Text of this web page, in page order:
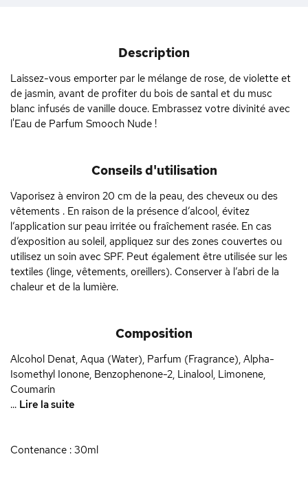
Description
Laissez-vous emporter par le mélange de rose, de violette et
de jasmin, avant de profiter du bois de santal et du musc
blanc infusés de vanille douce. Embrassez votre divinité avec
l'Eau de Parfum Smooch Nude !
Conseils d'utilisation
Vaporisez à environ 20 cm de la peau, des cheveux ou des
vêtements . En raison de la présence d’alcool, évitez
l’application sur peau irritée ou fraîchement rasée. En cas
d’exposition au soleil, appliquez sur des zones couvertes ou
utilisez un soin avec SPF. Peut également être utilisée sur les
textiles (linge, vêtements, oreillers). Conserver à l’abri de la
chaleur et de la lumière.
Composition
Alcohol Denat, Aqua (Water), Parfum (Fragrance), Alpha-
Isomethyl Ionone, Benzophenone-2, Linalool, Limonene,
Coumarin
... Lire la suite
Contenance : 30ml